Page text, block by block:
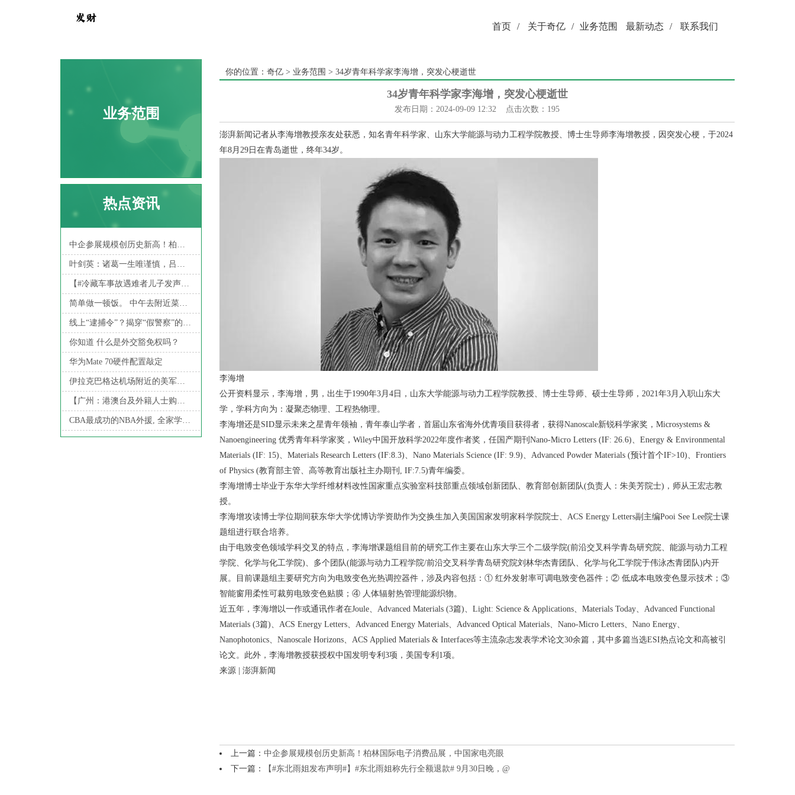
首页 / 关于奇亿 / 业务范围 最新动态 / 联系我们
业务范围
热点资讯
中企参展规模创历史新高！柏林国际电子消费品展，中国家电亮眼
叶剑英：诸葛一生唯谨慎，吕端大事不糊涂
【#冷藏车事故遇难者儿子发声#】#家属称遇难者之前往返并非坐冷藏车#
简单做一顿饭。 中午去附近菜场买了点潮汕牛肉，五花卖完了，要了匙柄，
线上“逮捕令”？揭穿“假警察”的真面目
你知道 什么是外交豁免权吗？
华为Mate 70硬件配置敲定
伊拉克巴格达机场附近的美军基地遭火箭弹袭击
【广州：港澳台及外籍人士购买120平米以上住宅不限制套数】据广州日报
CBA最成功的NBA外援, 全家学中国文化, 17岁儿子成男篮规划首选
你的位置：奇亿 > 业务范围 > 34岁青年科学家李海增，突发心梗逝世
34岁青年科学家李海增，突发心梗逝世
发布日期：2024-09-09 12:32 点击次数：195
澎湃新闻记者从李海增教授亲友处获悉，知名青年科学家、山东大学能源与动力工程学院教授、博士生导师李海增教授，因突发心梗，于2024
年8月29日在青岛逝世，终年34岁。
李海增
公开资料显示，李海增，男，出生于1990年3月4日，山东大学能源与动力工程学院教授、博士生导师、硕士生导师，2021年3月入职山东大
学，学科方向为：凝聚态物理、工程热物理。
李海增还是SID显示未来之星青年领袖，青年泰山学者，首届山东省海外优青项目获得者，获得Nanoscale新锐科学家奖，Microsystems &
Nanoengineering 优秀青年科学家奖，Wiley中国开放科学2022年度作者奖，任国产期刊Nano-Micro Letters (IF: 26.6)、Energy & Environmental
Materials (IF: 15)、Materials Research Letters (IF:8.3)、Nano Materials Science (IF: 9.9)、Advanced Powder Materials (预计首个IF>10)、Frontiers
of Physics (教育部主管、高等教育出版社主办期刊, IF:7.5)青年编委。
李海增博士毕业于东华大学纤维材料改性国家重点实验室科技部重点领域创新团队、教育部创新团队(负责人：朱美芳院士)，师从王宏志教
授。
李海增攻读博士学位期间获东华大学优博访学资助作为交换生加入美国国家发明家科学院院士、ACS Energy Letters副主编Pooi See Lee院士课
题组进行联合培养。
由于电致变色领域学科交叉的特点，李海增课题组目前的研究工作主要在山东大学三个二级学院(前沿交叉科学青岛研究院、能源与动力工程
学院、化学与化工学院)、多个团队(能源与动力工程学院/前沿交叉科学青岛研究院刘林华杰青团队、化学与化工学院于伟泳杰青团队)内开
展。目前课题组主要研究方向为电致变色光热调控器件，涉及内容包括：① 红外发射率可调电致变色器件；② 低成本电致变色显示技术；③
智能窗用柔性可裁剪电致变色贴膜；④ 人体辐射热管理能源织物。
近五年，李海增以一作或通讯作者在Joule、Advanced Materials (3篇)、Light: Science & Applications、Materials Today、Advanced Functional
Materials (3篇)、ACS Energy Letters、Advanced Energy Materials、Advanced Optical Materials、Nano-Micro Letters、Nano Energy、
Nanophotonics、Nanoscale Horizons、ACS Applied Materials & Interfaces等主流杂志发表学术论文30余篇，其中多篇当选ESI热点论文和高被引
论文。此外，李海增教授获授权中国发明专利3项，美国专利1项。
来源 | 澎湃新闻
上一篇：中企参展规模创历史新高！柏林国际电子消费品展，中国家电亮眼
下一篇：
【#东北雨姐发布声明#】#东北雨姐称先行全额退款# 9月30日晚，@